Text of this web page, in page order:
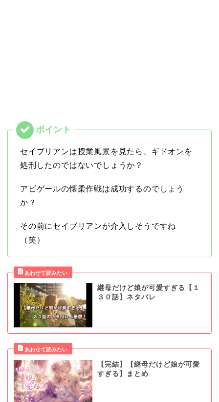
セイブリアンは授業風景を見たら、ギドオンを
処刑したのではないでしょうか？
アビゲールの懐柔作戦は成功するのでしょう
か？
その前にセイブリアンが介入しそうですね
（笑）
継母だけど娘が可愛すぎる【１
３０話】ネタバレ
【完結】【継母だけど娘が可愛
すぎる】まとめ